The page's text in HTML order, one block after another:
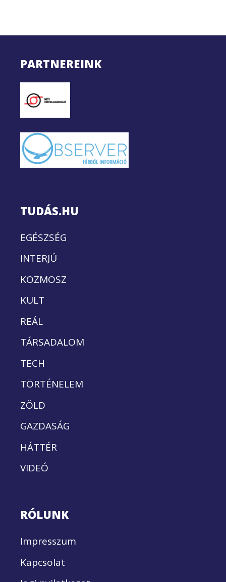
PARTNEREINK
TUDÁS.HU
EGÉSZSÉG
INTERJÚ
KOZMOSZ
KULT
REÁL
TÁRSADALOM
TECH
TÖRTÉNELEM
ZÖLD
GAZDASÁG
HÁTTÉR
VIDEÓ
RÓLUNK
Impresszum
Kapcsolat